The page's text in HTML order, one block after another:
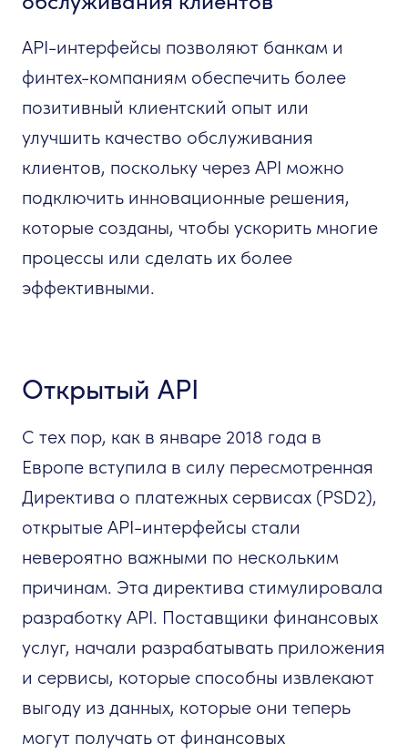
API-интерфейсы позволяют банкам и
финтех-компаниям обеспечить более
позитивный клиентский опыт или
улучшить качество обслуживания
клиентов, поскольку через API можно
подключить инновационные решения,
которые созданы, чтобы ускорить многие
процессы или сделать их более
эффективными.
Открытый API
С тех пор, как в январе 2018 года в
Европе вступила в силу пересмотренная
Директива о платежных сервисах (PSD2),
открытые API-интерфейсы стали
невероятно важными по нескольким
причинам. Эта директива стимулировала
разработку API. Поставщики финансовых
услуг, начали разрабатывать приложения
и сервисы, которые способны извлекают
выгоду из данных, которые они теперь
могут получать от финансовых